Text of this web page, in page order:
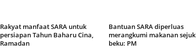
Rakyat manfaat SARA untuk
persiapan Tahun Baharu Cina,
Ramadan
Bantuan SARA diperluas
merangkumi makanan sejuk
beku: PM